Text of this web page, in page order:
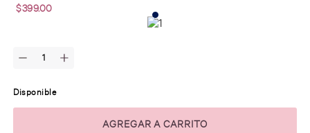
$399.00
Disponible